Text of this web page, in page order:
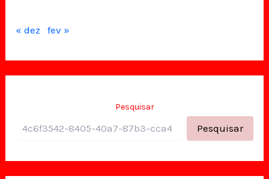
« dez fev »
Pesquisar
Pesquisar